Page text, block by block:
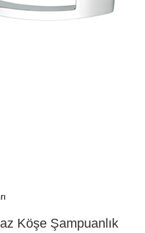
Köşe Şampuanlık